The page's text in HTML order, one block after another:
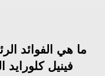
ما هي الفوائد
فينيل